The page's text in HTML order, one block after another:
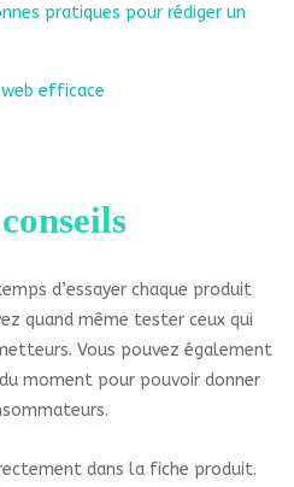
pratiques pour rédiger un
efficace
d’essayer chaque produit
quand même tester ceux qui
Vous pouvez également
moment pour pouvoir donner
dans la fiche produit.